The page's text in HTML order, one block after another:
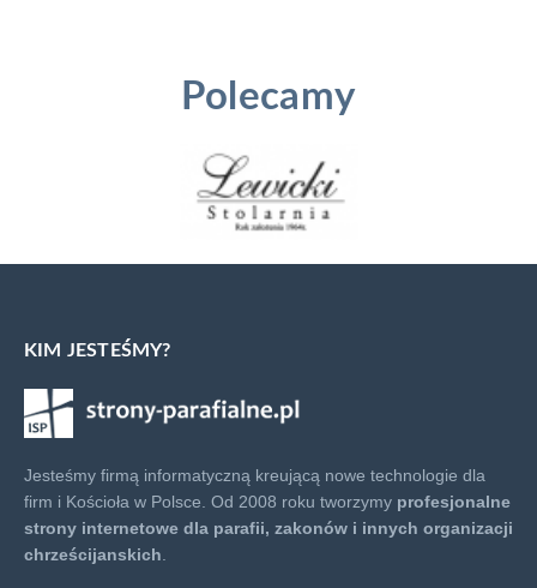
Polecamy
KIM JESTEŚMY?
Jesteśmy firmą informatyczną kreującą nowe technologie dla
firm i Kościoła w Polsce. Od 2008 roku tworzymy profesjonalne
strony internetowe dla parafii, zakonów i innych organizacji
chrześcijanskich